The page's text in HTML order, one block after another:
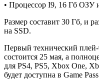
• Процессор I9, 16 Гб ОЗУ
Размер составит 30 Гб, и
на SSD.
Первый технический плей-
состоится 25 мая, а
для PS4, PS5, Xbox One,
будет доступна в Game